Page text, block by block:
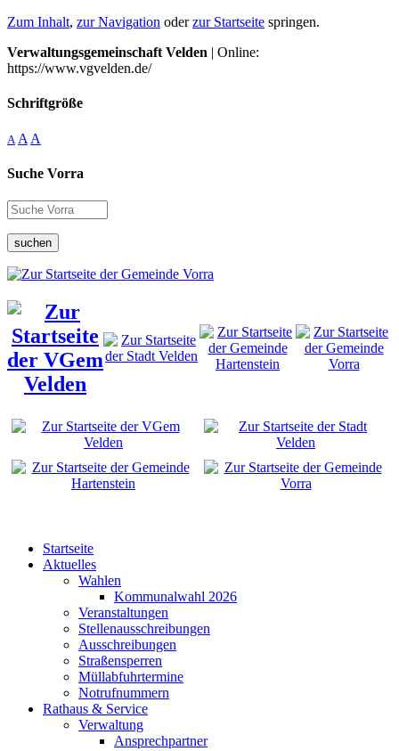
Zum Inhalt, zur Navigation oderzur Startseite springen.
Verwaltungsgemeinschaft Velden | Online:
https://www.vgvelden.de/
Schriftgröße
A A A
Suche Vorra
suchen
Startseite
Aktuelles
Wahlen
Kommunalwahl 2026
Veranstaltungen
Stellenausschreibungen
Ausschreibungen
Straßensperren
Müllabfuhrtermine
Notrufnummern
Rathaus & Service
Verwaltung
Ansprechpartner